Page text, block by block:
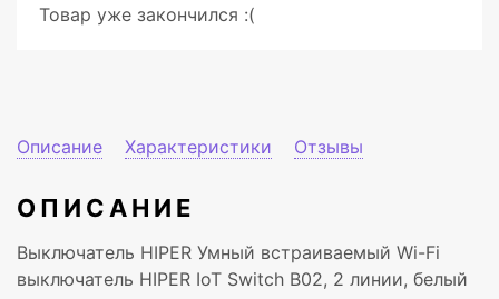
Товар уже закончился :(
Описание Характеристики Отзывы
ОПИСАНИЕ
Выключатель HIPER Умный встраиваемый Wi-Fi
выключатель HIPER IoT Switch B02, 2 линии, белый